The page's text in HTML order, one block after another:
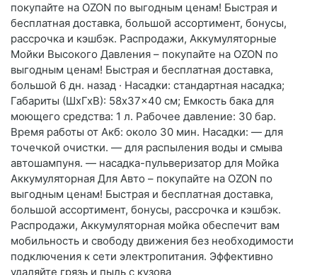
покупайте на OZON по выгодным ценам! Быстрая и
бесплатная доставка, большой ассортимент, бонусы,
рассрочка и кэшбэк. Распродажи, Аккумуляторные
Мойки Высокого Давления – покупайте на OZON по
выгодным ценам! Быстрая и бесплатная доставка,
большой 6 дн. назад · Насадки: стандартная насадка;
Габариты (ШхГхВ): 58x37x40 см; Емкость бака для
моющего средства: 1 л. Рабочее давление: 30 бар.
Время работы от Акб: около 30 мин. Насадки: — для
точечкой очистки. — для распыления воды и смыва
автошампуня. — насадка-пульверизатор для Мойка
Аккумуляторная Для Авто – покупайте на OZON по
выгодным ценам! Быстрая и бесплатная доставка,
большой ассортимент, бонусы, рассрочка и кэшбэк.
Распродажи, Аккумуляторная мойка обеспечит вам
мобильность и свободу движения без необходимости
подключения к сети электропитания. Эффективно
удаляйте грязь и пыль с кузова